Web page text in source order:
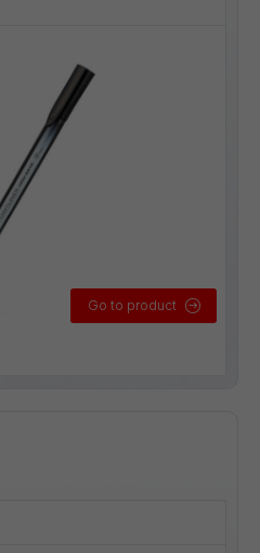
Go to product